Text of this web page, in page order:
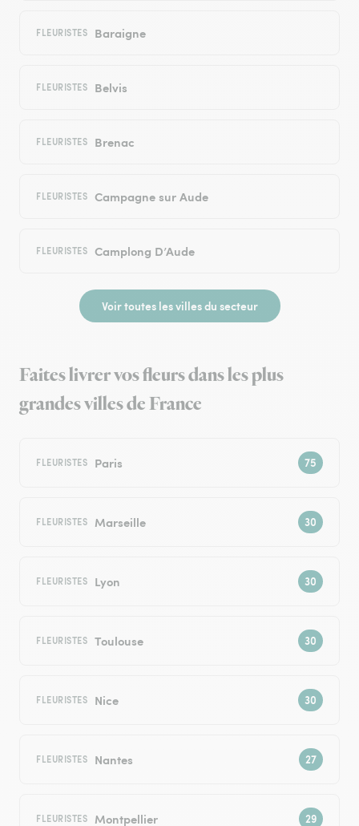
FLEURISTES Baraigne
FLEURISTES Belvis
FLEURISTES Brenac
FLEURISTES Campagne sur Aude
FLEURISTES Camplong D’Aude
Voir toutes les villes du secteur
Faites livrer vos fleurs dans les plus
grandes villes de France
FLEURISTES Paris
FLEURISTES Marseille
FLEURISTES Lyon
FLEURISTES Toulouse
FLEURISTES Nice
FLEURISTES Nantes
FLEURISTES Montpellier